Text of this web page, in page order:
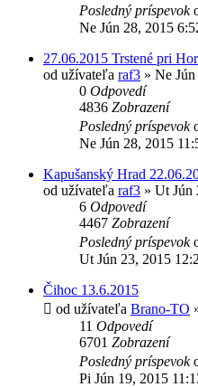
Posledný príspevok
Ne Jún 28, 2015
27.06.2015 Trstené pri
od užívateľa raf3 » Ne
0 Odpovedí
4836 Zobrazení
Posledný príspevok
Ne Jún 28, 2015
Kapušanský Hrad
od užívateľa raf3 » Ut Jún
6 Odpovedí
4467 Zobrazení
Posledný príspevok
Ut Jún 23, 2015
Čihoc 13.6.2015
od užívateľa Brano-TO
11 Odpovedí
6701 Zobrazení
Posledný príspevok
Pi Jún 19, 2015